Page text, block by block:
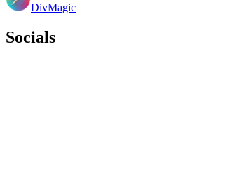
DivMagic
Socials